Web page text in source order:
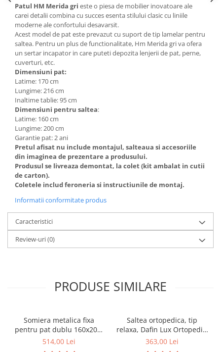
Mese gradinita
Scaune gradinita
Set mese si scaune gradinita
Mobilier copii
Mobila camera copii
Scaune birou pentru copii
Saltele patuturi copii
Paturi copii
Masa si scaune gradinita
Seturi comode living si dormitor
Patul HM Merida gri este o piesa de mobilier inovatoare ale
carei detalii combina cu succes esenta stilului clasic cu liniile
moderne ale confortului desavarsit.
Acest model de pat este prevazut cu suport de tip lamelar pentru
saltea. Pentru un plus de functionalitate, Hm Merida gri va ofera
un sertar incapator in care puteti depozita lenjerii de pat, perne,
cuverturi, etc.
Dimensiuni pat:
Latime: 170 cm
Lungime: 216 cm
Inaltime tablie: 95 cm
Dimensiuni pentru saltea:
Latime: 160 cm
Lungime: 200 cm
Garantie pat: 2 ani
Pretul afisat nu include montajul, salteaua si accesoriile
din imaginea de prezentare a produsului.
Produsul se livreaza demontat, la colet (kit ambalat in cutii
de carton).
Coletele includ feroneria si instructiunile de montaj.
Informatii conformitate produs
Caracteristici
Review-uri(0)
PRODUSE SIMILARE
Somiera metalica fixa
pentru pat dublu 160x200,
6 picioare, 32 lamele lemn
514,00 Lei
Saltea ortopedica, tip
relaxa, Dafin Lux Ortopedic,
90x200x21cm, fermitate
363,00 Lei